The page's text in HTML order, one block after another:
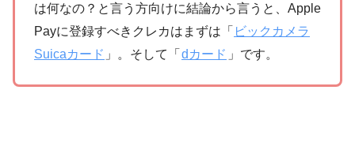
は何なの？と言う方向けに結論から言うと、Apple
Payに登録すべきクレカはまずは「 ビックカメラ
Suicaカード 」。そして「 dカード 」です。